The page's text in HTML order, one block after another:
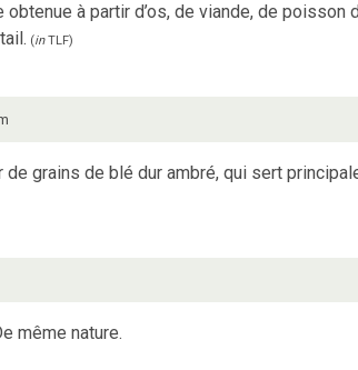
obtenue à partir d’os, de viande, de
(inTLF)
de grains de blé dur ambré, qui sert
même nature.